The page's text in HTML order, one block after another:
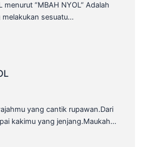
menurut “MBAH NYOL“ Adalah
sesuatu…
yang cantik rupawan.Dari
kakimu yang jenjang.Maukah…